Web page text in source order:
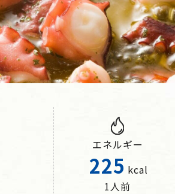
エネルギー
225 kcal
1人前